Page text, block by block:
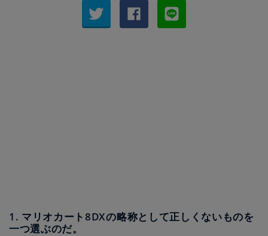
1. マリオカート8DXの略称として正しくないものを
一つ選ぶのだ。